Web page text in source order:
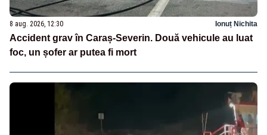
8 aug. 2026, 12:30 Ionuț Nichita
Accident grav în Caraș-Severin. Două vehicule au luat
foc, un șofer ar putea fi mort